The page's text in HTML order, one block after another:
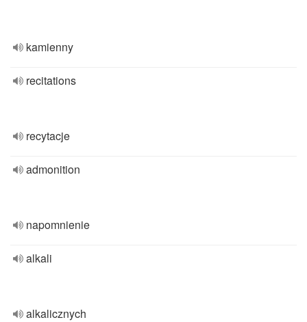
kamienny
recitations
recytacje
admonition
napomnienie
alkali
alkalicznych